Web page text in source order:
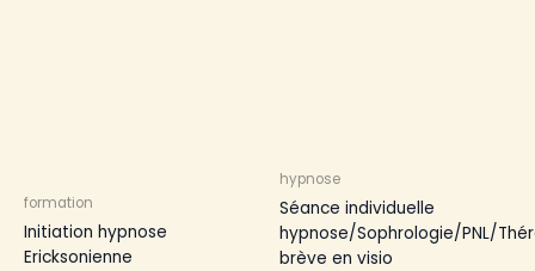
formation
Initiation hypnose
Ericksonienne
hypnose
Séance individuelle
hypnose/Sophrologie/PNL/
brève en visio